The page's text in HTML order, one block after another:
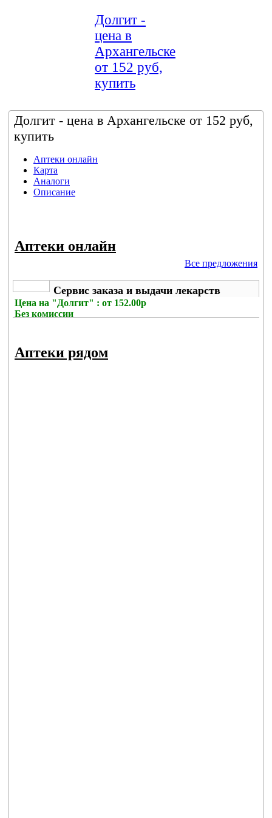
Долгит -
цена в
Архангельске
от 152 руб,
купить
Долгит - цена в Архангельске от 152 руб,
купить
Аптеки онлайн
Карта
Аналоги
Описание
Аптеки онлайн
Все предложения
Сервис заказа и выдачи лекарств
Цена на "Долгит" : от 152.00р
Без комиссии
Аптеки рядом